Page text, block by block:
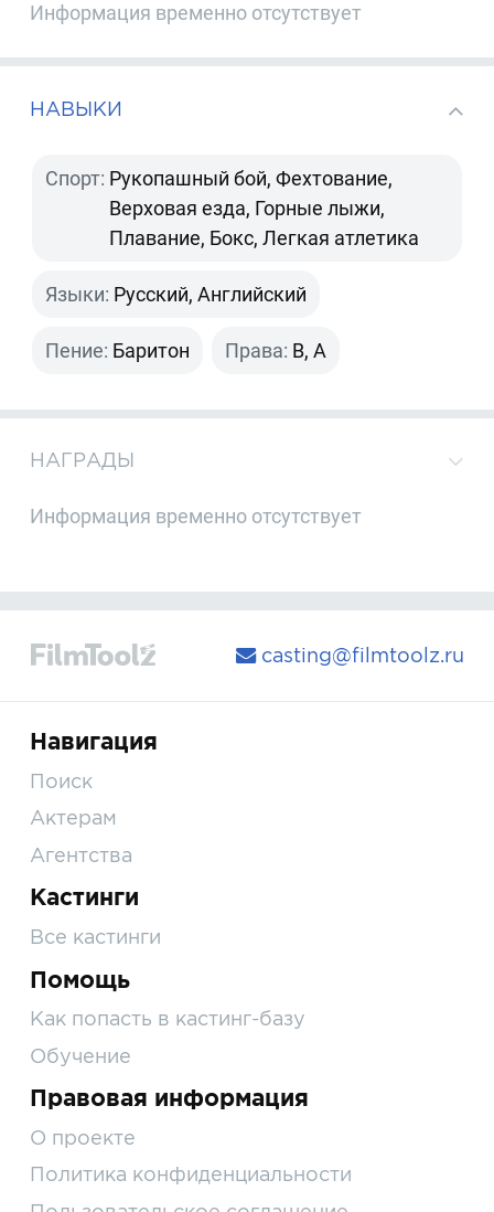
Информация временно отсутствует
НАВЫКИ
Спорт: Рукопашный бой, Фехтование,
Верховая езда, Горные лыжи,
Плавание, Бокс, Легкая атлетика
Языки: Русский, Английский
Пение: Баритон Права: B, A
НАГРАДЫ
Информация временно отсутствует
casting@filmtoolz.ru
Навигация
Поиск
Актерам
Агентства
Кастинги
Все кастинги
Помощь
Как попасть в кастинг-базу
Обучение
Правовая информация
О проекте
Политика конфиденциальности